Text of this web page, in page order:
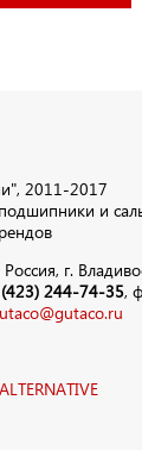
2011-2017
и
г.
(423) 244-74-35,